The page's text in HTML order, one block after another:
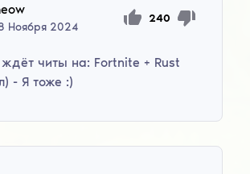
Ноября 2024
240
читы на: Fortnite + Rust
- Я тоже :)